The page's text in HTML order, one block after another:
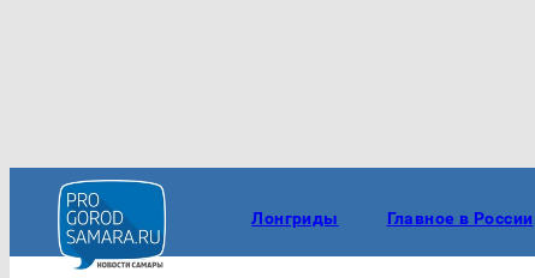
Лонгриды Главное в России